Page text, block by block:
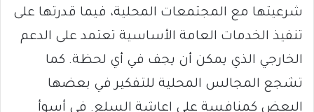
شرعيتها مع المجتمعات المحلية، فيما قدرتها على
تنفيذ الخدمات العامة الأساسية تعتمد على الدعم
الخارجي الذي يمكن أن يجف في أي لحظة. كما
تشجع المجالس المحلية للتفكير في بعضها
البعض كمنافِسة على إعاشة السلع. في أسوأ